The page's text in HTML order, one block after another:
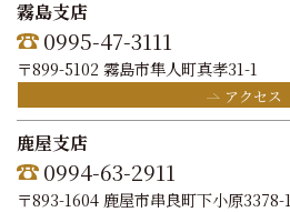
霧島支店
0995-47-3111
〒899-5102 霧島市隼人町真孝31-1
アクセス
鹿屋支店
0994-63-2911
〒893-1604 鹿屋市串良町下小原3378-1